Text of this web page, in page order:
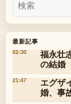
最新記事
02:30
福永壮
の結婚
21:47
エグザ
婚、事